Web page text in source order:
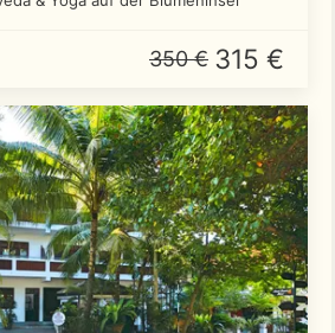
350 € 315 €